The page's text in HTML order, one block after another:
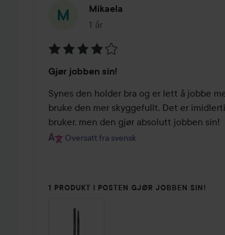
Mikaela
1 år
Innlegget ble opprettet 1 år
4
av
5
Gjør jobben sin!
Synes den holder bra og er lett å jobbe
bruke den mer skyggefullt. Det er
bruker, men den gjør absolutt jobben sin!
Oversatt fra svensk
1 PRODUKT I POSTEN GJØR JOBBEN SIN!